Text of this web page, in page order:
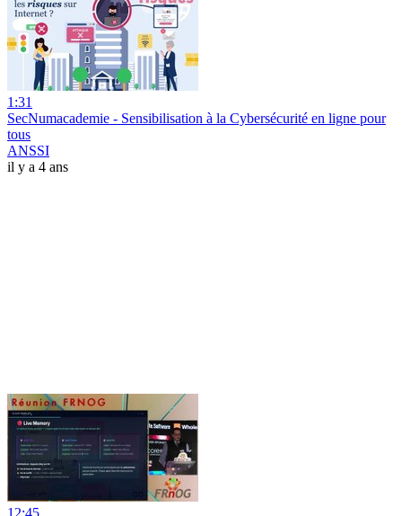
1:31
SecNumacademie - Sensibilisation à la Cybersécurité en ligne pour
tous
ANSSI
il y a 4 ans